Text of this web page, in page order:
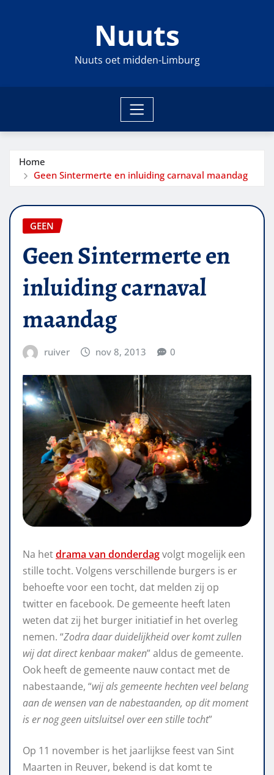
Nuuts
Nuuts oet midden-Limburg
Home
Geen Sintermerte en inluiding carnaval maandag
GEEN
Geen Sintermerte en
inluiding carnaval
maandag
ruiver nov 8, 2013 0
Na hetdrama van donderdagvolgt mogelijk een
stille tocht. Volgens verschillende burgers is er
behoefte voor een tocht, dat melden zij op
twitter en facebook. De gemeente heeft laten
weten dat zij het burger initiatief in het overleg
nemen. “Zodra daar duidelijkheid over komt zullen
wij dat direct kenbaar maken” aldus de gemeente.
Ook heeft de gemeente nauw contact met de
nabestaande, “wij als gemeente hechten veel belang
aan de wensen van de nabestaanden, op dit moment
is er nog geen uitsluitsel over een stille tocht”
Op 11 november is het jaarlijkse feest van Sint
Maarten in Reuver, bekend is dat komt te